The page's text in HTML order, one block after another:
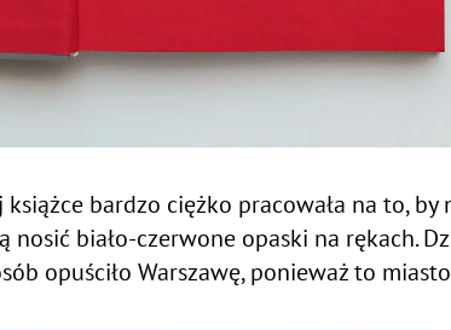
bardzo ciężko pracowała na to, by
biało-czerwone opaski na rękach.
opuściło Warszawę, ponieważ to